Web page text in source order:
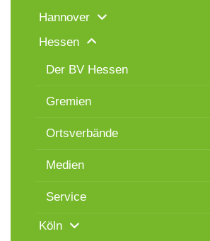
Hannover
Hessen
Der BV Hessen
Gremien
Ortsverbände
Medien
Service
Köln